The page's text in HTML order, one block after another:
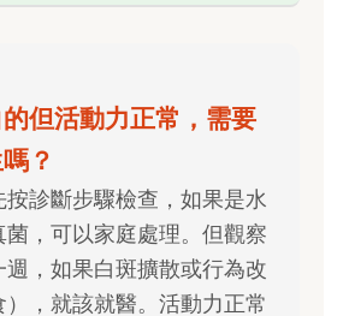
但活動力正常，需要
？
按診斷步驟檢查，如果是水
菌，可以家庭處理。但觀察
週，如果白斑擴散或行為改
，就該就醫。活動力正常